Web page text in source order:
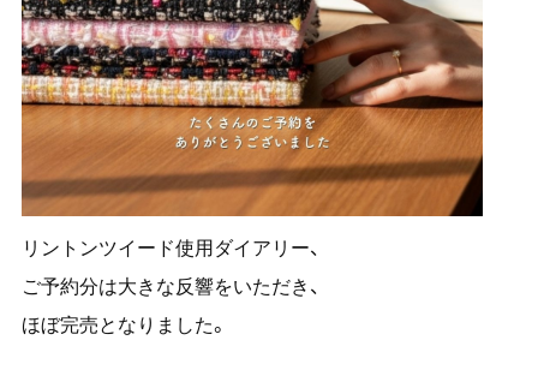
リントンツイード使用ダイアリー、
ご予約分は大きな反響をいただき、
ほぼ完売となりました。